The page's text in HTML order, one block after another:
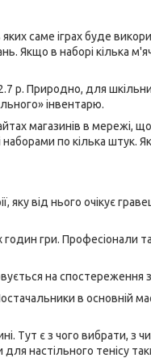
саме іграх буде
Якщо в наборі кілька
р. Природно, для
інвентарю.
магазинів в мережі, що
по кілька штук.
яку від нього очікує
годин гри. Професіонали
на спостереження
в основній
Тут є з чого вибрати, з
настільного тенісу